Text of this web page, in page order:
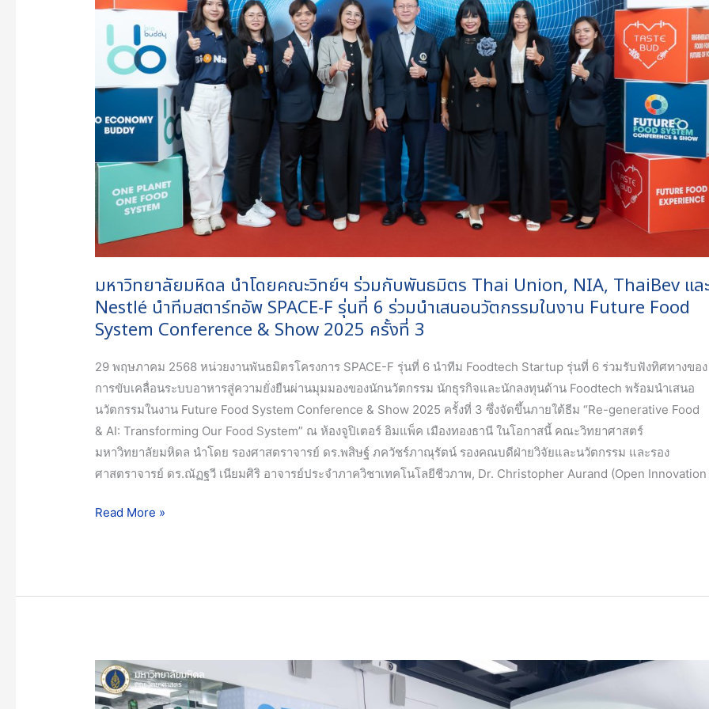
มหาวิทยาลัยมหิดล นำโดยคณะวิทย์ฯ ร่วมกับพันธมิตร Thai Union, NIA, ThaiBev แล
Nestlé นำทีมสตาร์ทอัพ SPACE-F รุ่นที่ 6 ร่วมนำเสนอนวัตกรรมในงาน Future Food
System Conference & Show 2025 ครั้งที่ 3
29 พฤษภาคม 2568 หน่วยงานพันธมิตรโครงการ SPACE-F รุ่นที่ 6 นำทีม Foodtech Startup รุ่นที่ 6 ร่วมรับฟังทิศทางของ
การขับเคลื่อนระบบอาหารสู่ความยั่งยืนผ่านมุมมองของนักนวัตกรรม นักธุรกิจและนักลงทุนด้าน Foodtech พร้อมนำเสนอ
นวัตกรรมในงาน Future Food System Conference & Show 2025 ครั้งที่ 3 ซึ่งจัดขึ้นภายใต้ธีม “Re-generative Food
& AI: Transforming Our Food System” ณ ห้องจูปิเตอร์ อิมแพ็ค เมืองทองธานี ในโอกาสนี้ คณะวิทยาศาสตร์
มหาวิทยาลัยมหิดล นำโดย รองศาสตราจารย์ ดร.พสิษฐ์ ภควัชร์ภาณุรัตน์ รองคณบดีฝ่ายวิจัยและนวัตกรรม และรอง
ศาสตราจารย์ ดร.ณัฏฐวี เนียมศิริ อาจารย์ประจำภาควิชาเทคโนโลยีชีวภาพ, Dr. Christopher Aurand (Open Innovation
กับ
พันธมิตร
Thai
Union,
NIA,
ThaiBev
และ
นำ
สตาร์ท
อัพ
F
รุ่น
ที่
ร่วม
นำ
เสนอ
นวัตกรรม
ใน
งาน
Food
ที่
3
Read More »
มหาวิทยาลัย
มหิดล